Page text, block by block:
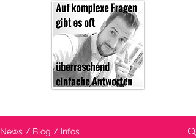
News / Blog / Infos